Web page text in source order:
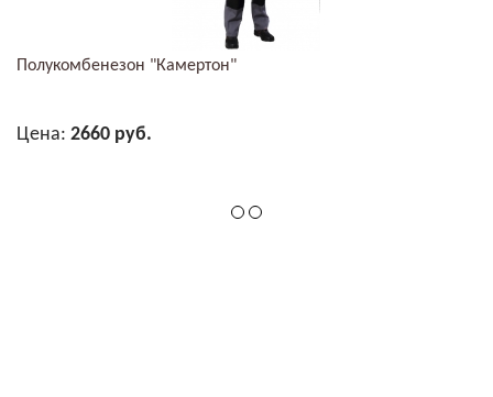
Полукомбенезон "Камертон"
Цена: 2660 руб.